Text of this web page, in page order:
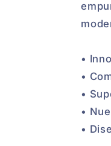
•
•
•
•
•